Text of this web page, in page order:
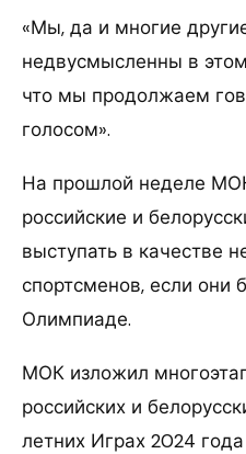
«Мы, да и многие
недвусмысленны в
что мы продолжаем
голосом».
На прошлой неделе
российские и
выступать в качестве
спортсменов, если они
Олимпиаде.
МОК изложил
российских и
летних Играх 2024